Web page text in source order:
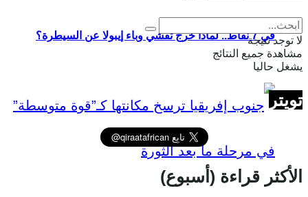
في 7 نقاط.. لماذا خرج تفشي وباء إيبولا عن السيطرة؟
لا توجد نتيجة
مشاهدة جميع النتائج
يشغل حاليا
تويتر
الأكثر قراءة (أسبوع)